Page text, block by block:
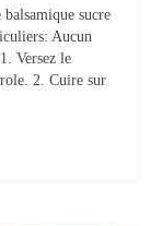
sucre
Aucun
Versez le
2. Cuire sur